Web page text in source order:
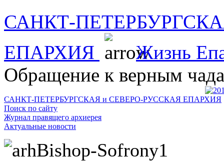
САНКТ-
ЕПАРХИЯ
Жизнь
Обращение к верным
САНКТ-ПЕТЕРБУРГСКАЯ и СЕВЕРО-РУССКАЯ ЕПАРХИЯ
Поиск по сайту
Журнал правящего архиерея
Актуальные новости